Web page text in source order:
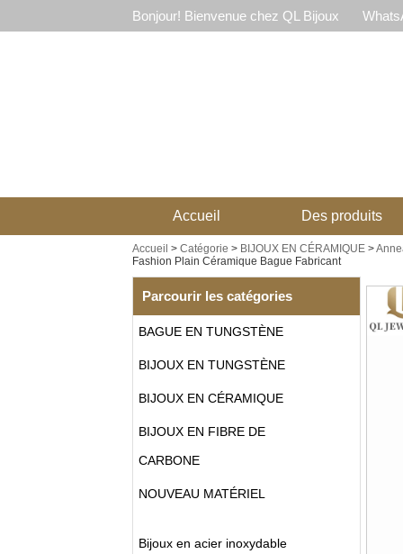
Bonjour! Bienvenue chez QL Bijoux
Accueil Des produits
Accueil > Catégorie > BIJOUX EN CÉRAMIQUE>
Fashion Plain Céramique Bague Fabricant
Parcourir les catégories
BAGUE EN TUNGSTÈNE
BIJOUX EN TUNGSTÈNE
BIJOUX EN CÉRAMIQUE
BIJOUX EN FIBRE DE
CARBONE
NOUVEAU MATÉRIEL
Bijoux en acier inoxydable